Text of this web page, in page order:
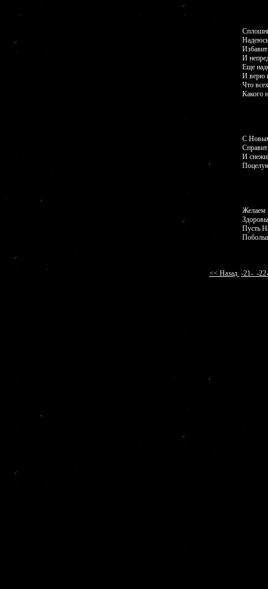
Избавит
И
Еще
И верю
Что
Какого
С
И
Желаем
Пусть
<< Назад -21- -